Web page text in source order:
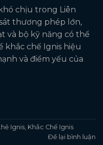
chịu trong Liên
thương phép lớn,
và bộ kỹ năng có thể
khắc chế Ignis hiệu
và điểm yếu của
Ignis, Khắc Chế Ignis
Để lại bình luận